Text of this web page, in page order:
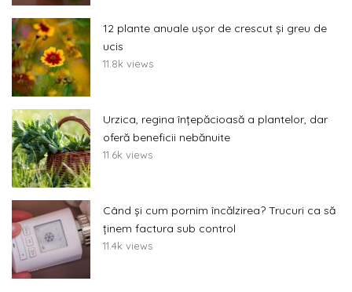
12 plante anuale ușor de crescut și greu de
ucis
11.8k views
Urzica, regina înțepăcioasă a plantelor, dar
oferă beneficii nebănuite
11.6k views
Când și cum pornim încălzirea? Trucuri ca să
ținem factura sub control
11.4k views